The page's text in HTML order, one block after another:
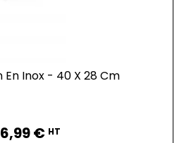
En Inox - 40 X 28 Cm
€ HT